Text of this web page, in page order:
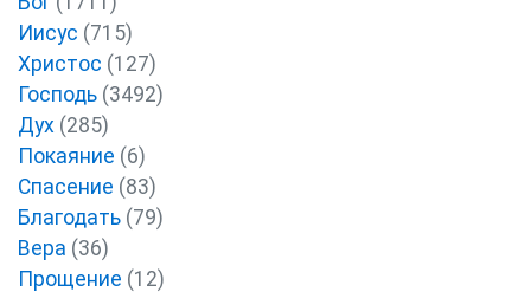
Иисус (715)
Христос (127)
Господь (3492)
Дух (285)
Покаяние (6)
Спасение (83)
Благодать (79)
Вера (36)
Прощение (12)